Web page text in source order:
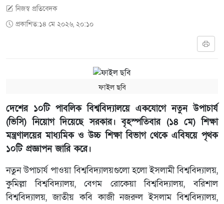
নিজস্ব প্রতিবেদক
প্রকাশিত:১৪ মে ২০২৬, ২০:১০
ফাইল ছবি
দেশের ১০টি পাবলিক বিশ্ববিদ্যালয়ে একযোগে নতুন উপাচার্য
(ভিসি) নিয়োগ দিয়েছে সরকার। বৃহস্পতিবার (১৪ মে) শিক্ষা
মন্ত্রণালয়ের মাধ্যমিক ও উচ্চ শিক্ষা বিভাগ থেকে এবিষয়ে পৃথক
১০টি প্রজ্ঞাপন জারি করে।
নতুন উপাচার্য পাওয়া বিশ্ববিদ্যালয়গুলো হলো ইসলামী বিশ্ববিদ্যালয়,
কুমিল্লা বিশ্ববিদ্যালয়, বেগম রোকেয়া বিশ্ববিদ্যালয়, বরিশাল
বিশ্ববিদ্যালয়, জাতীয় কবি কাজী নজরুল ইসলাম বিশ্ববিদ্যালয়,